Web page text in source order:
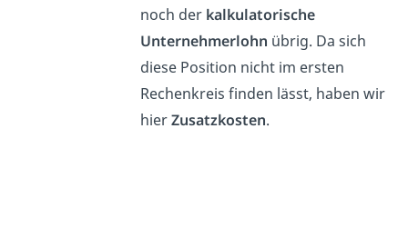
noch der kalkulatorische
Unternehmerlohn übrig. Da sich
diese Position nicht im ersten
Rechenkreis finden lässt, haben wir
hierZusatzkosten.